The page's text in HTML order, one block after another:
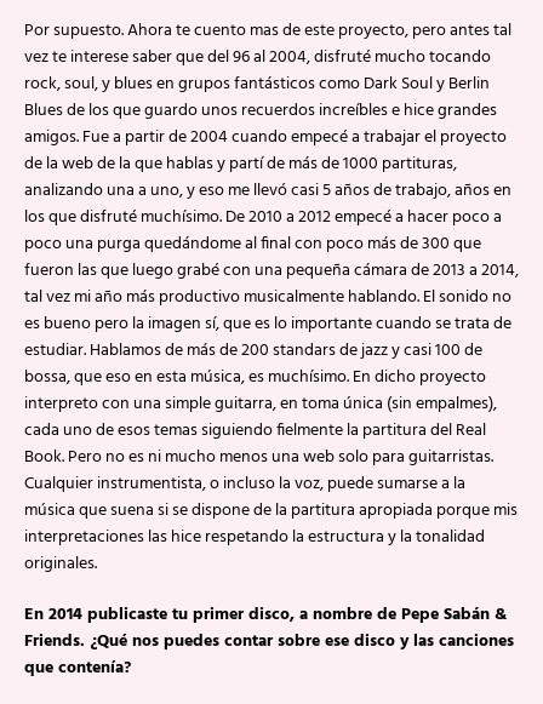
Por supuesto. Ahora te cuento mas de este proyecto, pero antes tal
vez te interese saber que del 96 al 2004, disfruté mucho tocando
rock, soul, y blues en grupos fantásticos como Dark Soul y Berlin
Blues de los que guardo unos recuerdos increíbles e hice grandes
amigos. Fue a partir de 2004 cuando empecé a trabajar el proyecto
de la web de la que hablas y partí de más de 1000 partituras,
analizando una a uno, y eso me llevó casi 5 años de trabajo, años en
los que disfruté muchísimo. De 2010 a 2012 empecé a hacer poco a
poco una purga quedándome al final con poco más de 300 que
fueron las que luego grabé con una pequeña cámara de 2013 a 2014,
tal vez mi año más productivo musicalmente hablando. El sonido no
es bueno pero la imagen sí, que es lo importante cuando se trata de
estudiar. Hablamos de más de 200 standars de jazz y casi 100 de
bossa, que eso en esta música, es muchísimo. En dicho proyecto
interpreto con una simple guitarra, en toma única (sin empalmes),
cada uno de esos temas siguiendo fielmente la partitura del Real
Book. Pero no es ni mucho menos una web solo para guitarristas.
Cualquier instrumentista, o incluso la voz, puede sumarse a la
música que suena si se dispone de la partitura apropiada porque mis
interpretaciones las hice respetando la estructura y la tonalidad
originales.
En 2014 publicaste tu primer disco, a nombre de Pepe Sabán &
Friends. ¿Qué nos puedes contar sobre ese disco y las canciones
que contenía?